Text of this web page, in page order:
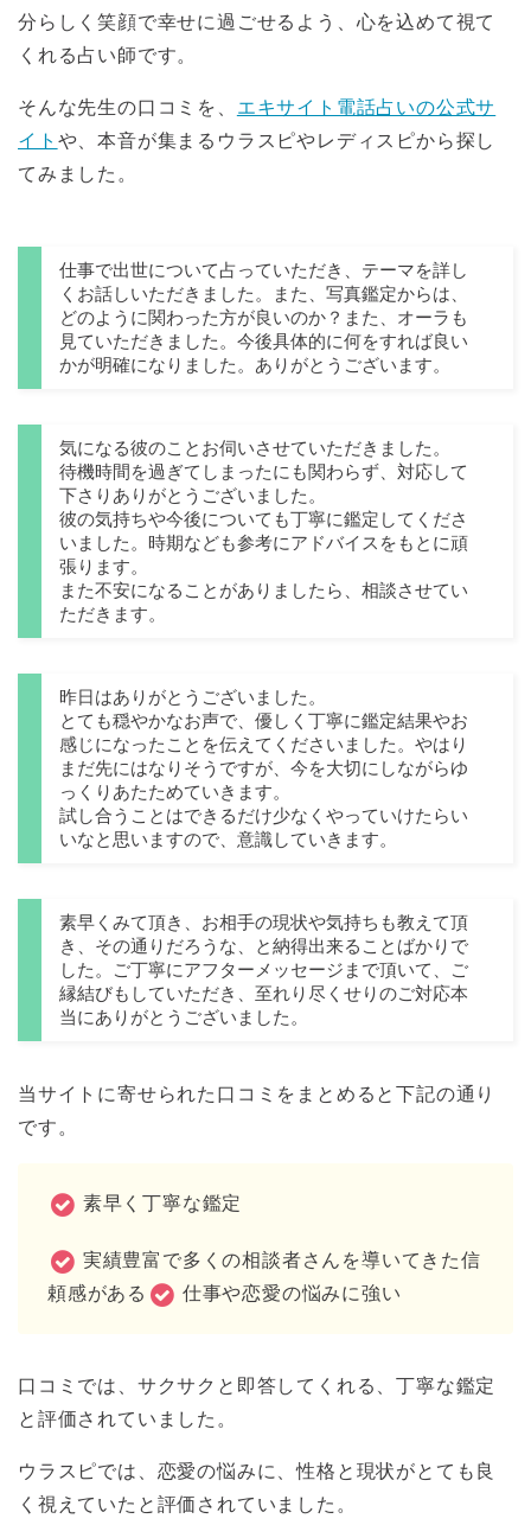
分らしく笑顔で幸せに過ごせるよう、心を込めて視て
くれる占い師です。
そんな先生の口コミを、 エキサイト電話占いの公式サ
イト や、本音が集まるウラスピやレディスピから探し
てみました。
仕事で出世について占っていただき、テーマを詳し
くお話しいただきました。また、写真鑑定からは、
どのように関わった方が良いのか？また、オーラも
見ていただきました。今後具体的に何をすれば良い
かが明確になりました。ありがとうございます。
気になる彼のことお伺いさせていただきました。
待機時間を過ぎてしまったにも関わらず、対応して
下さりありがとうございました。
彼の気持ちや今後についても丁寧に鑑定してくださ
いました。時期なども参考にアドバイスをもとに頑
張ります。
また不安になることがありましたら、相談させてい
ただきます。
昨日はありがとうございました。
とても穏やかなお声で、優しく丁寧に鑑定結果やお
感じになったことを伝えてくださいました。やはり
まだ先にはなりそうですが、今を大切にしながらゆ
っくりあたためていきます。
試し合うことはできるだけ少なくやっていけたらい
いなと思いますので、意識していきます。
素早くみて頂き、お相手の現状や気持ちも教えて頂
き、その通りだろうな、と納得出来ることばかりで
した。ご丁寧にアフターメッセージまで頂いて、ご
縁結びもしていただき、至れり尽くせりのご対応本
当にありがとうございました。
当サイトに寄せられた口コミをまとめると下記の通り
です。
素早く丁寧な鑑定
実績豊富で多くの相談者さんを導いてきた信
頼感がある
仕事や恋愛の悩みに強い
口コミでは、サクサクと即答してくれる、丁寧な鑑定
と評価されていました。
ウラスピでは、恋愛の悩みに、性格と現状がとても良
く視えていたと評価されていました。